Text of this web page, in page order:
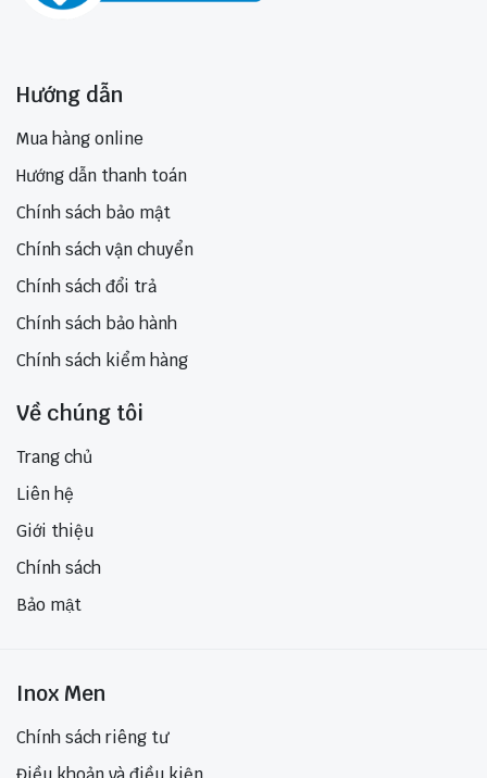
Hướng dẫn
Mua hàng online
Hướng dẫn thanh toán
Chính sách bảo mật
Chính sách vận chuyển
Chính sách đổi trả
Chính sách bảo hành
Chính sách kiểm hàng
Về chúng tôi
Trang chủ
Liên hệ
Giới thiệu
Chính sách
Bảo mật
Inox Men
Chính sách riêng tư